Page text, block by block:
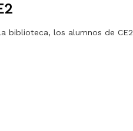
biblioteca, los alumnos de CE2